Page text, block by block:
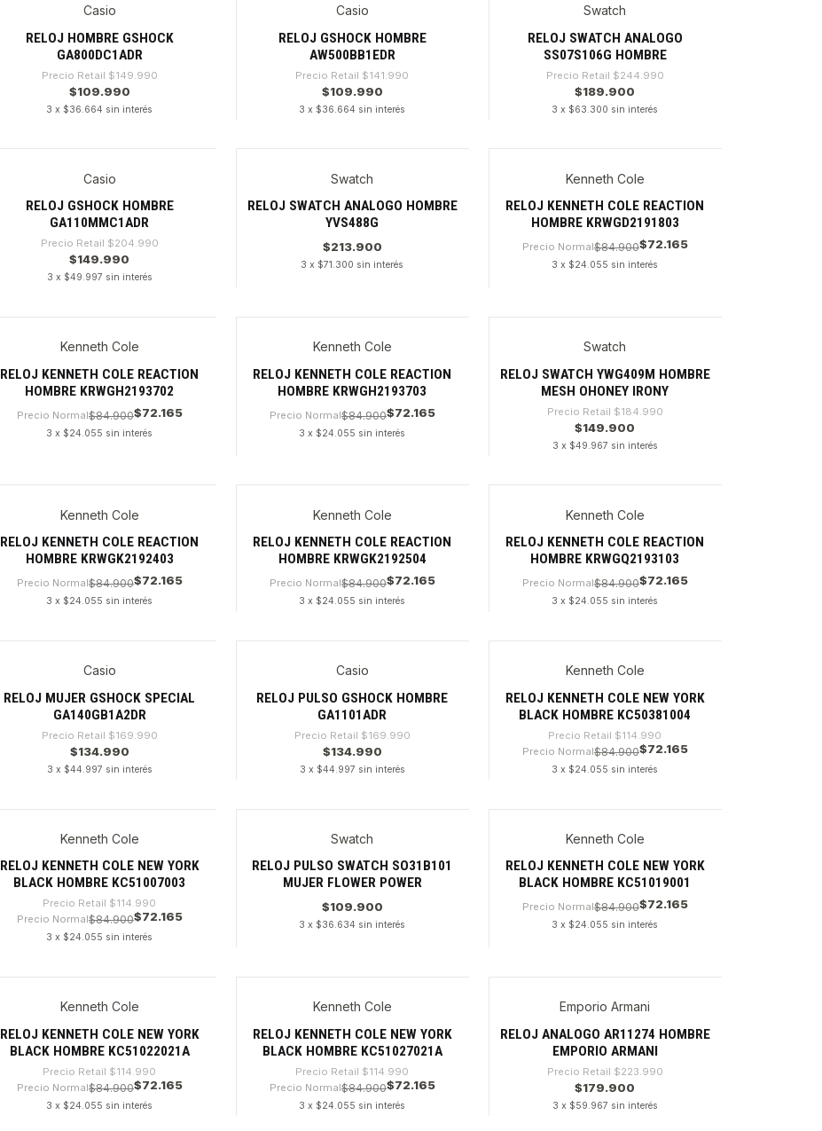
Casio
RELOJ HOMBRE GSHOCK
GA800DC1ADR
Precio Retail $149.990
$109.990
3 x $36.664 sin interés
Casio
RELOJ GSHOCK HOMBRE
AW500BB1EDR
Precio Retail $141.990
$109.990
3 x $36.664 sin interés
Swatch
RELOJ SWATCH ANALOGO
SS07S106G HOMBRE
Precio Retail $244.990
$189.900
3 x $63.300 sin interés
Casio
RELOJ GSHOCK HOMBRE
GA110MMC1ADR
Precio Retail $204.990
$149.990
3 x $49.997 sin interés
Swatch
RELOJ SWATCH ANALOGO HOMBRE
YVS488G
$213.900
3 x $71.300 sin interés
Kenneth Cole
RELOJ KENNETH COLE REACTION
HOMBRE KRWGD2191803
Precio Normal$84.900$72.165
3 x $24.055 sin interés
Kenneth Cole
RELOJ KENNETH COLE REACTION
HOMBRE KRWGH2193702
Precio Normal$84.900$72.165
3 x $24.055 sin interés
Kenneth Cole
RELOJ KENNETH COLE REACTION
HOMBRE KRWGH2193703
Precio Normal$84.900$72.165
3 x $24.055 sin interés
Swatch
RELOJ SWATCH YWG409M HOMBRE
MESH OHONEY IRONY
Precio Retail $184.990
$149.900
3 x $49.967 sin interés
Kenneth Cole
RELOJ KENNETH COLE REACTION
HOMBRE KRWGK2192403
Precio Normal$84.900$72.165
3 x $24.055 sin interés
Kenneth Cole
RELOJ KENNETH COLE REACTION
HOMBRE KRWGK2192504
Precio Normal$84.900$72.165
3 x $24.055 sin interés
Kenneth Cole
RELOJ KENNETH COLE REACTION
HOMBRE KRWGQ2193103
Precio Normal$84.900$72.165
3 x $24.055 sin interés
Casio
RELOJ MUJER GSHOCK SPECIAL
GA140GB1A2DR
Precio Retail $169.990
$134.990
3 x $44.997 sin interés
Casio
RELOJ PULSO GSHOCK HOMBRE
GA1101ADR
Precio Retail $169.990
$134.990
3 x $44.997 sin interés
Kenneth Cole
RELOJ KENNETH COLE NEW YORK
BLACK HOMBRE KC50381004
Precio Retail $114.990
Precio Normal$84.900$72.165
3 x $24.055 sin interés
Kenneth Cole
RELOJ KENNETH COLE NEW YORK
BLACK HOMBRE KC51007003
Precio Retail $114.990
Precio Normal$84.900$72.165
3 x $24.055 sin interés
Swatch
RELOJ PULSO SWATCH SO31B101
MUJER FLOWER POWER
$109.900
3 x $36.634 sin interés
Kenneth Cole
RELOJ KENNETH COLE NEW YORK
BLACK HOMBRE KC51019001
Precio Normal$84.900$72.165
3 x $24.055 sin interés
Kenneth Cole
RELOJ KENNETH COLE NEW YORK
BLACK HOMBRE KC51022021A
Precio Retail $114.990
Precio Normal$84.900$72.165
3 x $24.055 sin interés
Kenneth Cole
RELOJ KENNETH COLE NEW YORK
BLACK HOMBRE KC51027021A
Precio Retail $114.990
Precio Normal$84.900$72.165
3 x $24.055 sin interés
Emporio Armani
RELOJ ANALOGO AR11274 HOMBRE
EMPORIO ARMANI
Precio Retail $223.990
$179.900
3 x $59.967 sin interés